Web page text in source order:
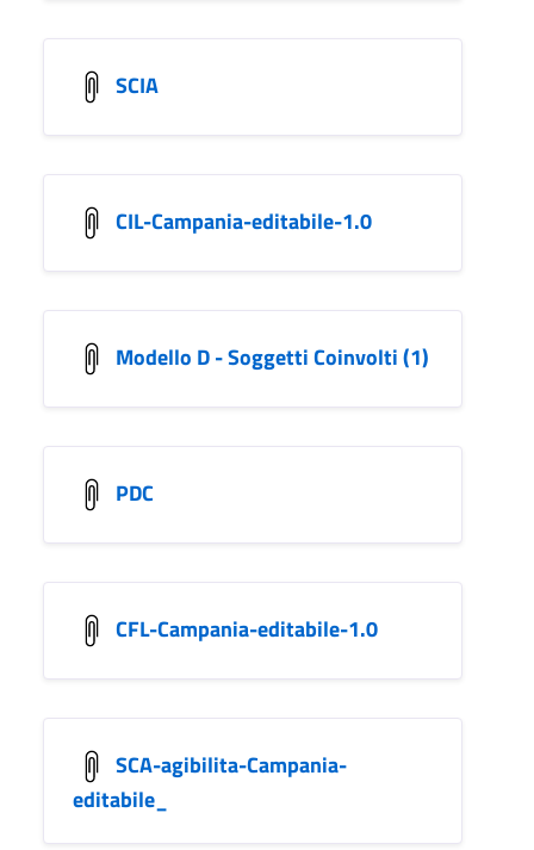
SCIA
CIL-Campania-editabile-1.0
Modello D - Soggetti Coinvolti (1)
PDC
CFL-Campania-editabile-1.0
SCA-agibilita-Campania-
editabile_